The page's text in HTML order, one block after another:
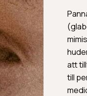
att
till